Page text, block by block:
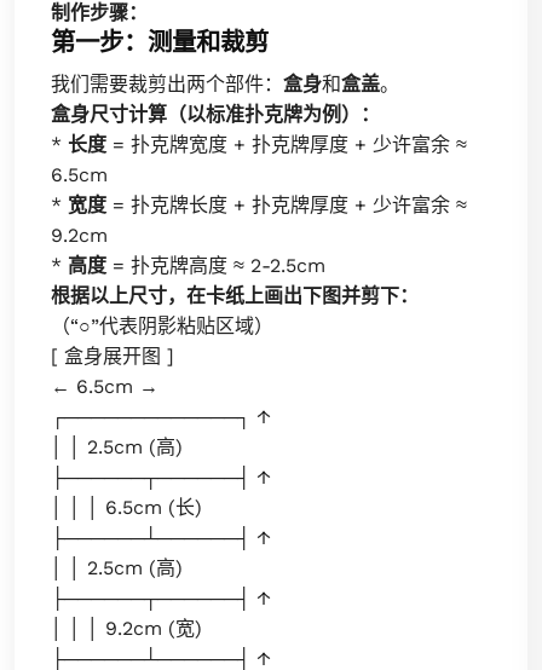
制作步骤：
第一步：测量和裁剪
我们需要裁剪出两个部件： 盒身和盒盖。
盒身尺寸计算（以标准扑克牌为例）：
* 长度 = 扑克牌宽度 + 扑克牌厚度 + 少许富余 ≈
6.5cm
* 宽度 = 扑克牌长度 + 扑克牌厚度 + 少许富余 ≈
9.2cm
* 高度 = 扑克牌高度 ≈ 2-2.5cm
根据以上尺寸，在卡纸上画出下图并剪下：
（“○”代表阴影粘贴区域）
[ 盒身展开图 ]
← 6.5cm →
┌─────────────┐ ↑
│ │ 2.5cm (高)
├──────┬──────┤ ↑
│ │ │ 6.5cm (长)
├──────┴──────┤ ↑
│ │ 2.5cm (高)
├──────┬──────┤ ↑
│ │ │ 9.2cm (宽)
├──────┴──────┤ ↑